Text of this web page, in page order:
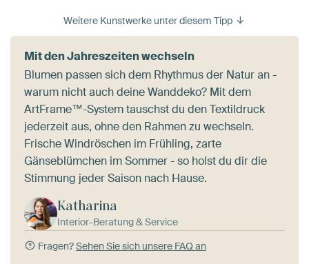
Weitere Kunstwerke unter diesem Tipp
Mit den Jahreszeiten wechseln
Blumen passen sich dem Rhythmus der Natur an -
warum nicht auch deine Wanddeko? Mit dem
ArtFrame™-System tauschst du den Textildruck
jederzeit aus, ohne den Rahmen zu wechseln.
Frische Windröschen im Frühling, zarte
Gänseblümchen im Sommer - so holst du dir die
Stimmung jeder Saison nach Hause.
Katharina
Interior-Beratung & Service
Fragen?Sehen Sie sich unsere FAQ an